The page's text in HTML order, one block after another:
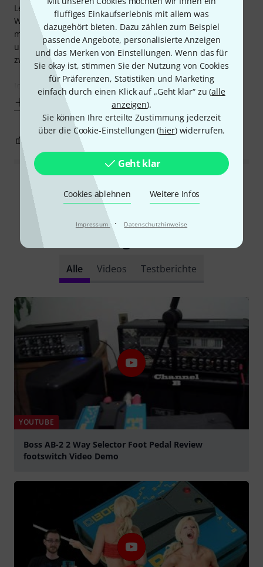
fluffiges Einkaufserlebnis mit allem was
dazugehört bieten. Dazu zählen zum Beispiel
passende Angebote, personalisierte Anzeigen
und das Merken von Einstellungen. Wenn das für
Sie okay ist, stimmen Sie der Nutzung von Cookies
für Präferenzen, Statistiken und Marketing
einfach durch einen Klick auf „Geht klar“ zu (alle
anzeigen).
Sie können Ihre erteilte Zustimmung jederzeit
über die Cookie-Einstellungen (hier) widerrufen.
Geht klar
Cookies ablehnen Weitere Infos
Impressum · Datenschutzhinweise
Leider knackt das AB2 aber entgegen der
Werbeversprechen doch beim schalten. Ich habe es an
meinem Ampeg, an einem Crate Übungsamp und an
unserer JBL-PA getestet - immer machte es "bumm" - und
zwar laut und deutlich!
Ich glaubte zunächst, ein Montagsgerät erwischt zu
Mehr anzeigen
Alle Bewertungen lesen
Schon gewusst?
Alle Videos Testberichte
YOUTUBE
Boss AB-2 2 Way Selector Foot Pedal Review
footswitch Video Demo